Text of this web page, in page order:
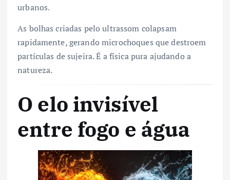
urbanos.
As bolhas criadas pelo ultrassom colapsam
rapidamente, gerando microchoques que destroem
partículas de sujeira. É a física pura ajudando a
natureza.
O elo invisível
entre fogo e água